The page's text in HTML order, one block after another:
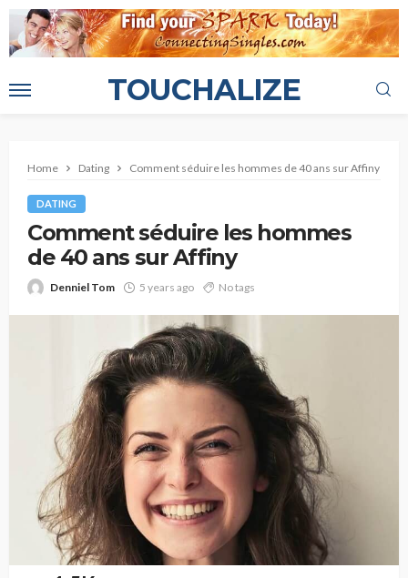
TOUCHALIZE
Home Dating Comment séduire les hommes de 40 ans sur Affiny
DATING
Comment séduire les hommes
de 40 ans sur Affiny
Denniel Tom 5 years ago No tags